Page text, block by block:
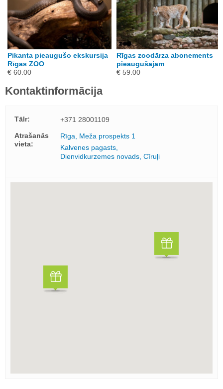
Pikanta pieaugušo ekskursija
Rīgas ZOO
€ 60.00
Rīgas zoodārza abonements
pieaugušajam
€ 59.00
Kontaktinformācija
Tālr:
+371 28001109
Atrašanās
vieta:
Rīga, Meža prospekts 1
Kalvenes pagasts,
Dienvidkurzemes novads, Cīruļi